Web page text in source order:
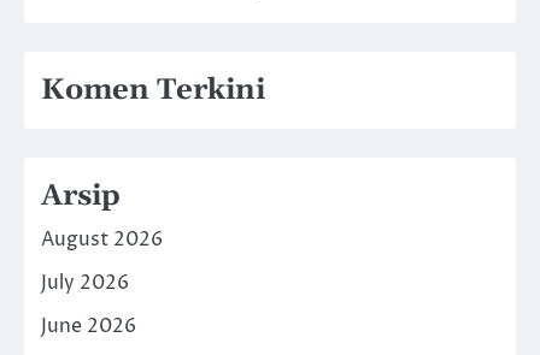
Komen Terkini
Arsip
August 2026
July 2026
June 2026